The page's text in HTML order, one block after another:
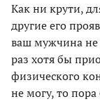
Как ни крути,
другие его
ваш мужчина
раз хотя бы
физического
не могу, то пора